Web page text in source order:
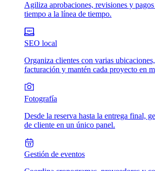
Agiliza aprobaciones, revisiones y
tiempo a la línea de tiempo.
SEO local
Organiza clientes con varias
facturación y mantén cada proyecto en
Fotografía
Desde la reserva hasta la entrega final,
de cliente en un único panel.
Gestión de eventos